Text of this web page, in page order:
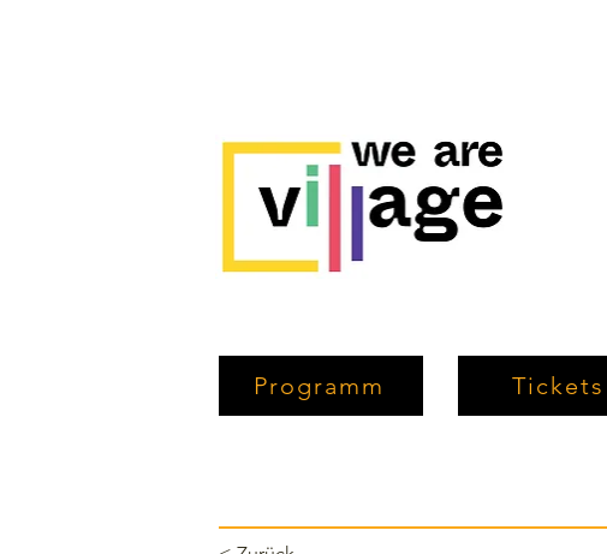
Programm Tickets